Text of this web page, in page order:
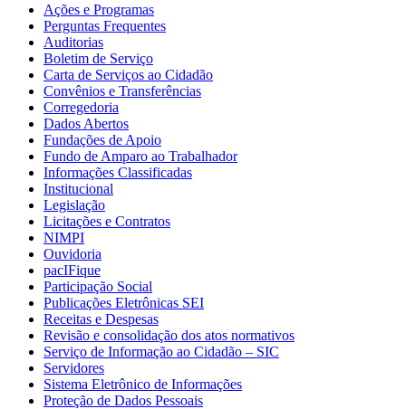
Ações e Programas
Perguntas Frequentes
Auditorias
Boletim de Serviço
Carta de Serviços ao Cidadão
Convênios e Transferências
Corregedoria
Dados Abertos
Fundações de Apoio
Fundo de Amparo ao Trabalhador
Informações Classificadas
Institucional
Legislação
Licitações e Contratos
NIMPI
Ouvidoria
pacIFique
Participação Social
Publicações Eletrônicas SEI
Receitas e Despesas
Revisão e consolidação dos atos normativos
Serviço de Informação ao Cidadão – SIC
Servidores
Sistema Eletrônico de Informações
Proteção de Dados Pessoais